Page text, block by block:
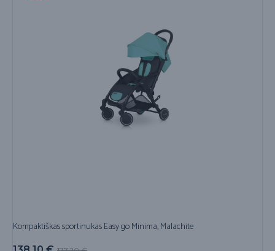
Kompaktiškas sportinukas Easy go Minima, Malachite